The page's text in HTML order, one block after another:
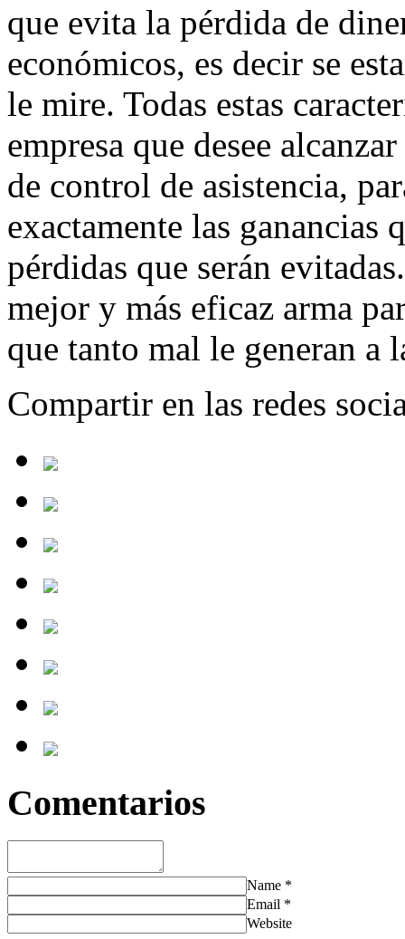
que evita la pérdida de
económicos, es decir se
le mire. Todas estas
empresa que desee
de control de asistencia,
exactamente las ganancias
pérdidas que serán
mejor y más eficaz arma
que tanto mal le generan a
Compartir en las redes
Comentarios
Name *
Email *
Website